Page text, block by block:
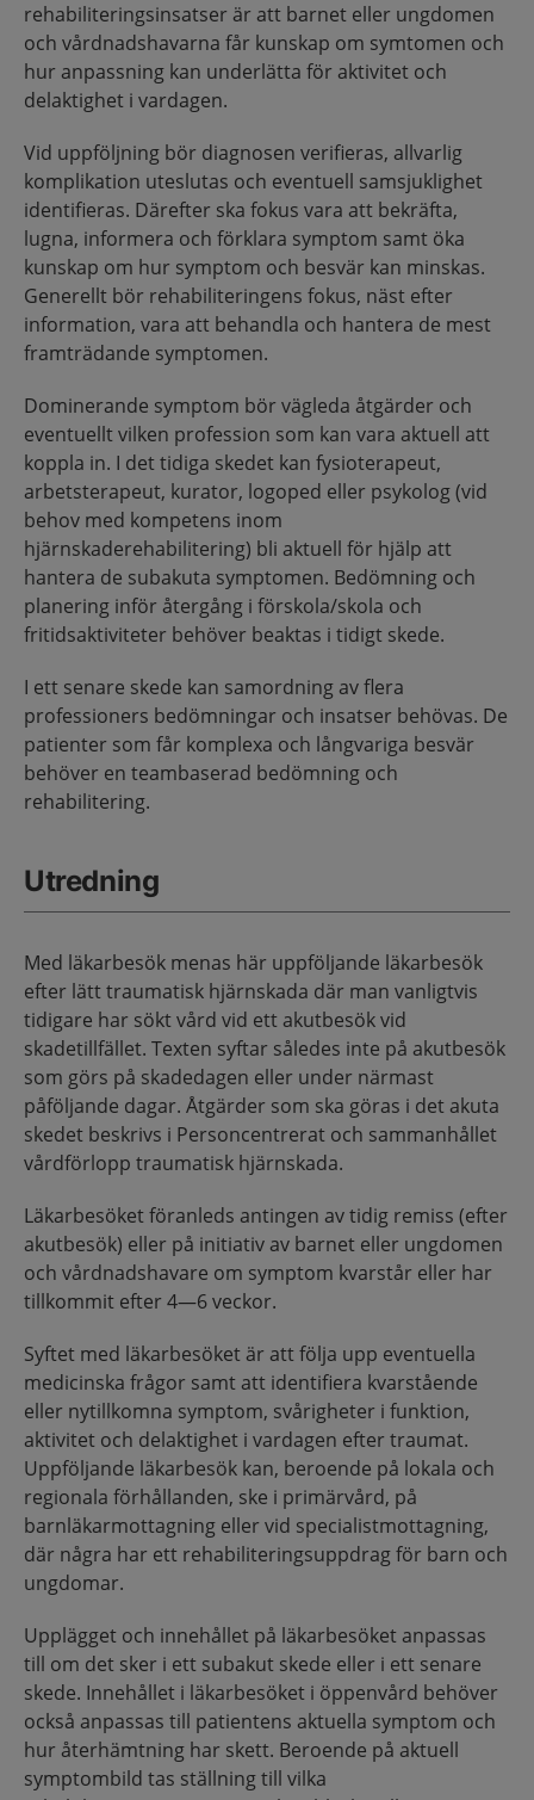
rehabiliteringsinsatser är att barnet eller ungdomen
och vårdnadshavarna får kunskap om symtomen och
hur anpassning kan underlätta för aktivitet och
delaktighet i vardagen.
Vid uppföljning bör diagnosen verifieras, allvarlig
komplikation uteslutas och eventuell samsjuklighet
identifieras. Därefter ska fokus vara att bekräfta,
lugna, informera och förklara symptom samt öka
kunskap om hur symptom och besvär kan minskas.
Generellt bör rehabiliteringens fokus, näst efter
information, vara att behandla och hantera de mest
framträdande symptomen.
Dominerande symptom bör vägleda åtgärder och
eventuellt vilken profession som kan vara aktuell att
koppla in. I det tidiga skedet kan fysioterapeut,
arbetsterapeut, kurator, logoped eller psykolog (vid
behov med kompetens inom
hjärnskaderehabilitering) bli aktuell för hjälp att
hantera de subakuta symptomen. Bedömning och
planering inför återgång i förskola/skola och
fritidsaktiviteter behöver beaktas i tidigt skede.
I ett senare skede kan samordning av flera
professioners bedömningar och insatser behövas. De
patienter som får komplexa och långvariga besvär
behöver en teambaserad bedömning och
rehabilitering.
Utredning
Med läkarbesök menas här uppföljande läkarbesök
efter lätt traumatisk hjärnskada där man vanligtvis
tidigare har sökt vård vid ett akutbesök vid
skadetillfället. Texten syftar således inte på akutbesök
som görs på skadedagen eller under närmast
påföljande dagar. Åtgärder som ska göras i det akuta
skedet beskrivs i Personcentrerat och sammanhållet
vårdförlopp traumatisk hjärnskada.
Läkarbesöket föranleds antingen av tidig remiss (efter
akutbesök) eller på initiativ av barnet eller ungdomen
och vårdnadshavare om symptom kvarstår eller har
tillkommit efter 4—6 veckor.
Syftet med läkarbesöket är att följa upp eventuella
medicinska frågor samt att identifiera kvarstående
eller nytillkomna symptom, svårigheter i funktion,
aktivitet och delaktighet i vardagen efter traumat.
Uppföljande läkarbesök kan, beroende på lokala och
regionala förhållanden, ske i primärvård, på
barnläkarmottagning eller vid specialistmottagning,
där några har ett rehabiliteringsuppdrag för barn och
ungdomar.
Upplägget och innehållet på läkarbesöket anpassas
till om det sker i ett subakut skede eller i ett senare
skede. Innehållet i läkarbesöket i öppenvård behöver
också anpassas till patientens aktuella symptom och
hur återhämtning har skett. Beroende på aktuell
symptombild tas ställning till vilka